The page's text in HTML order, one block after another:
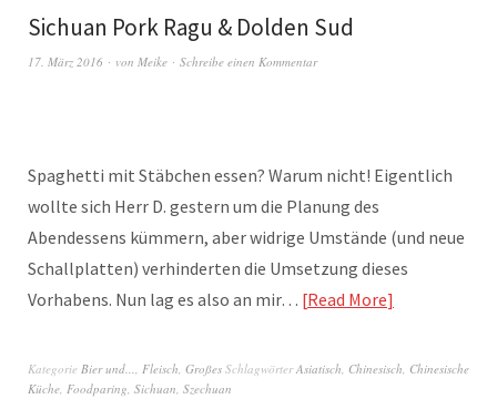
Sichuan Pork Ragu & Dolden Sud
17. März 2016 von Meike Schreibe einen Kommentar
Spaghetti mit Stäbchen essen? Warum nicht! Eigentlich
wollte sich Herr D. gestern um die Planung des
Abendessens kümmern, aber widrige Umstände (und neue
Schallplatten) verhinderten die Umsetzung dieses
Vorhabens. Nun lag es also an mir… Read More
Kategorie Bier und..., Fleisch, Großes SchlagwörterAsiatisch, Chinesisch, Chinesische
Küche, Foodparing, Sichuan, Szechuan